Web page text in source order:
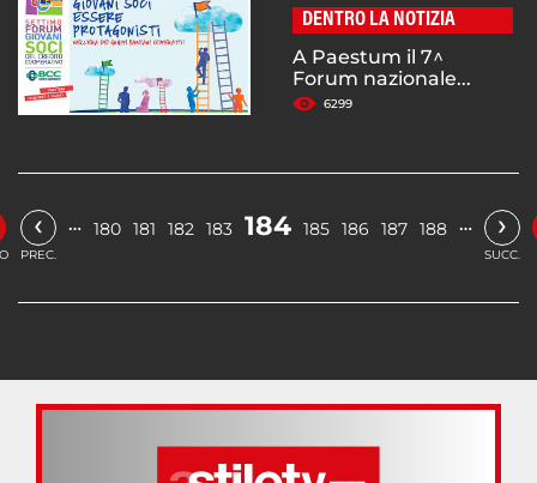
DENTRO LA NOTIZIA
A Paestum il 7^
Forum nazionale...
6299
‹
PREC.
… 180 181 182 183 184 185 186 187 188 … ›
SUCC.